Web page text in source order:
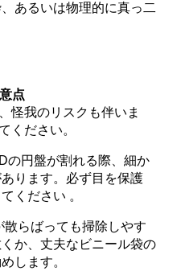
あるいは物理的に真っ二
点
怪我のリスクも伴いま
ください。
の円盤が割れる際、細か
ります。必ず目を保護
ください 。
散らばっても掃除しやす
か、丈夫なビニール袋の
します。